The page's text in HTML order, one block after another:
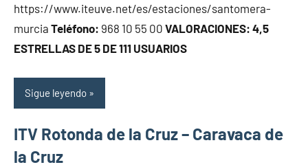
https://www.iteuve.net/es/estaciones/santomera-
murcia Teléfono: 968 10 55 00 VALORACIONES: 4,5
ESTRELLAS DE 5 DE 111 USUARIOS
Sigue leyendo
ITV Rotonda de la Cruz – Caravaca de
la Cruz